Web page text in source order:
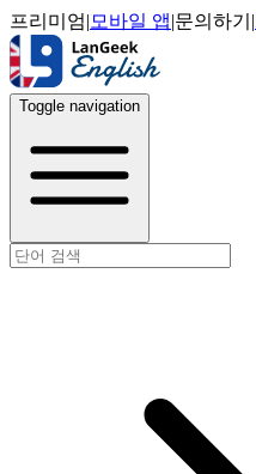
프리미엄| 모바일 앱|문의하기 |
Toggle navigation